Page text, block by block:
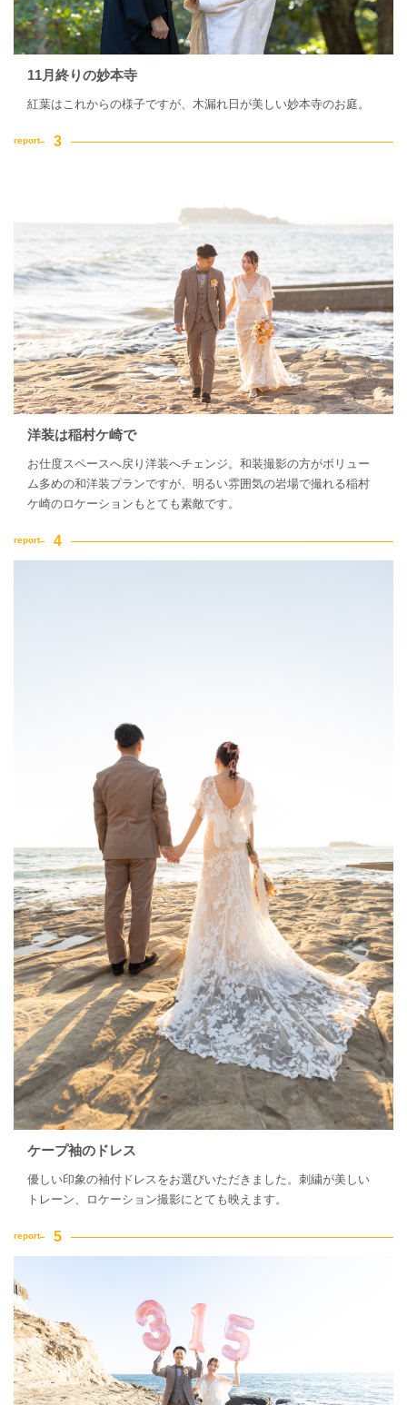
11月終りの妙本寺
紅葉はこれからの様子ですが、木漏れ日が美しい妙本寺のお庭。
洋装は稲村ケ崎で
お仕度スペースへ戻り洋装へチェンジ。和装撮影の方がボリュー
ム多めの和洋装プランですが、明るい雰囲気の岩場で撮れる稲村
ケ崎のロケーションもとても素敵です。
ケープ袖のドレス
優しい印象の袖付ドレスをお選びいただきました。刺繍が美しい
トレーン、ロケーション撮影にとても映えます。